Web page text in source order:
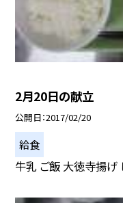
2月20日の献立
公開日 2017/02/20
給食
牛乳 ご飯 大徳寺揚げ